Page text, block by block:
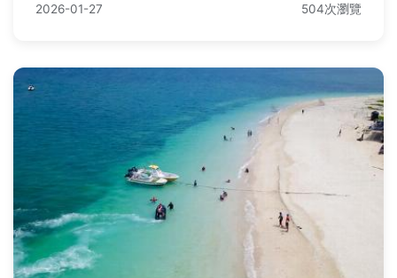
2026-01-27 504次瀏覽